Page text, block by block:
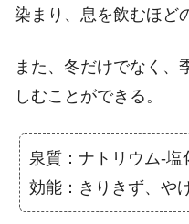
染まり、息を飲むほど
また、冬だけでなく、
しむことができる。
泉質：ナトリウム-塩
効能：きりきず、や